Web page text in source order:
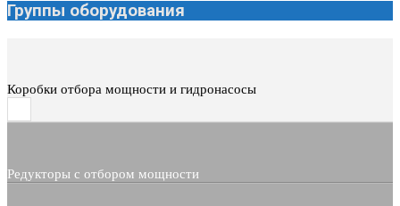
Группы оборудования
Коробки отбора мощности и гидронасосы
Редукторы с отбором мощности